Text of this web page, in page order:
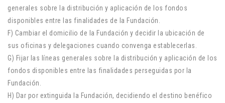
generales sobre la distribución y aplicación de los fondos
disponibles entre las finalidades de la Fundación.
F) Cambiar el domicilio de la Fundación y decidir la ubicación de
sus oficinas y delegaciones cuando convenga establecerlas.
G) Fijar las líneas generales sobre la distribución y aplicación de los
fondos disponibles entre las finalidades perseguidas por la
Fundación.
H) Dar por extinguida la Fundación, decidiendo el destino benéfico